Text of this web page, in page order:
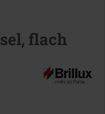
flach